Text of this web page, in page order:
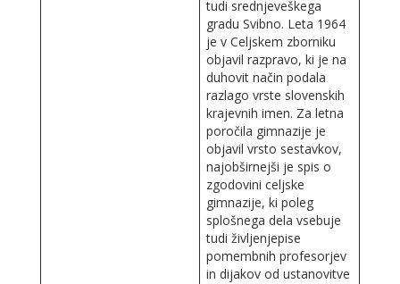
tudi srednjeveškega
gradu Svibno. Leta 1964
je v Celjskem zborniku
objavil razpravo, ki je na
duhovit način podala
razlago vrste slovenskih
krajevnih imen. Za letna
poročila gimnazije je
objavil vrsto sestavkov,
najobširnejši je spis o
zgodovini celjske
gimnazije, ki poleg
splošnega dela vsebuje
tudi življenjepise
pomembnih profesorjev
in dijakov od ustanovitve